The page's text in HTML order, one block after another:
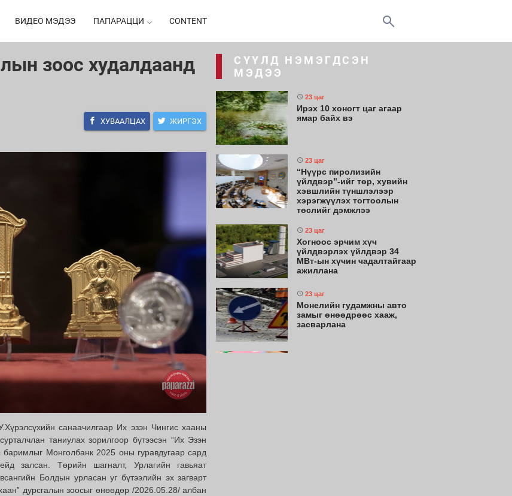
ВИДЕО МЭДЭЭ ПАПАРАЦЦИ CONTENT
зоос худалдаанд
ХУВААЛЦАХ ЖИРГЭХ
санаачилгаар Их эзэн Чингис хааны
таниулах зорилгоор бүтээсэн “Их Эзэн
баримлыг Монголбанк 2025 оны гуравдугаар сард
залсан. Төрийн шагналт, Урлагийн гавьяат
Болдын урласан уг бүтээлийн эх загварт
дурсгалын зоосыг өнөөдөр /2026.05.28/ албан
СҮҮЛД НЭМЭГДСЭН
МЭДЭЭ
23 цаг
Ирэх 10 хоногт цаг агаар
ямар байх вэ
23 цаг
“Нүүрс пиролизийн
үйлдвэр”-ийг төр, хувийн
хэвшлийн түншлэлээр
хэрэгжүүлэх тогтоолын
төслийг дэмжлээ
23 цаг
Хогноос эрчим хүч
үйлдвэрлэх үйлдвэр 34
МВт-ын хүчин чадалтайгаар
ажиллана
23 цаг
Монелийн гудамжны авто
замыг өнөөдрөөс хааж,
засварлана